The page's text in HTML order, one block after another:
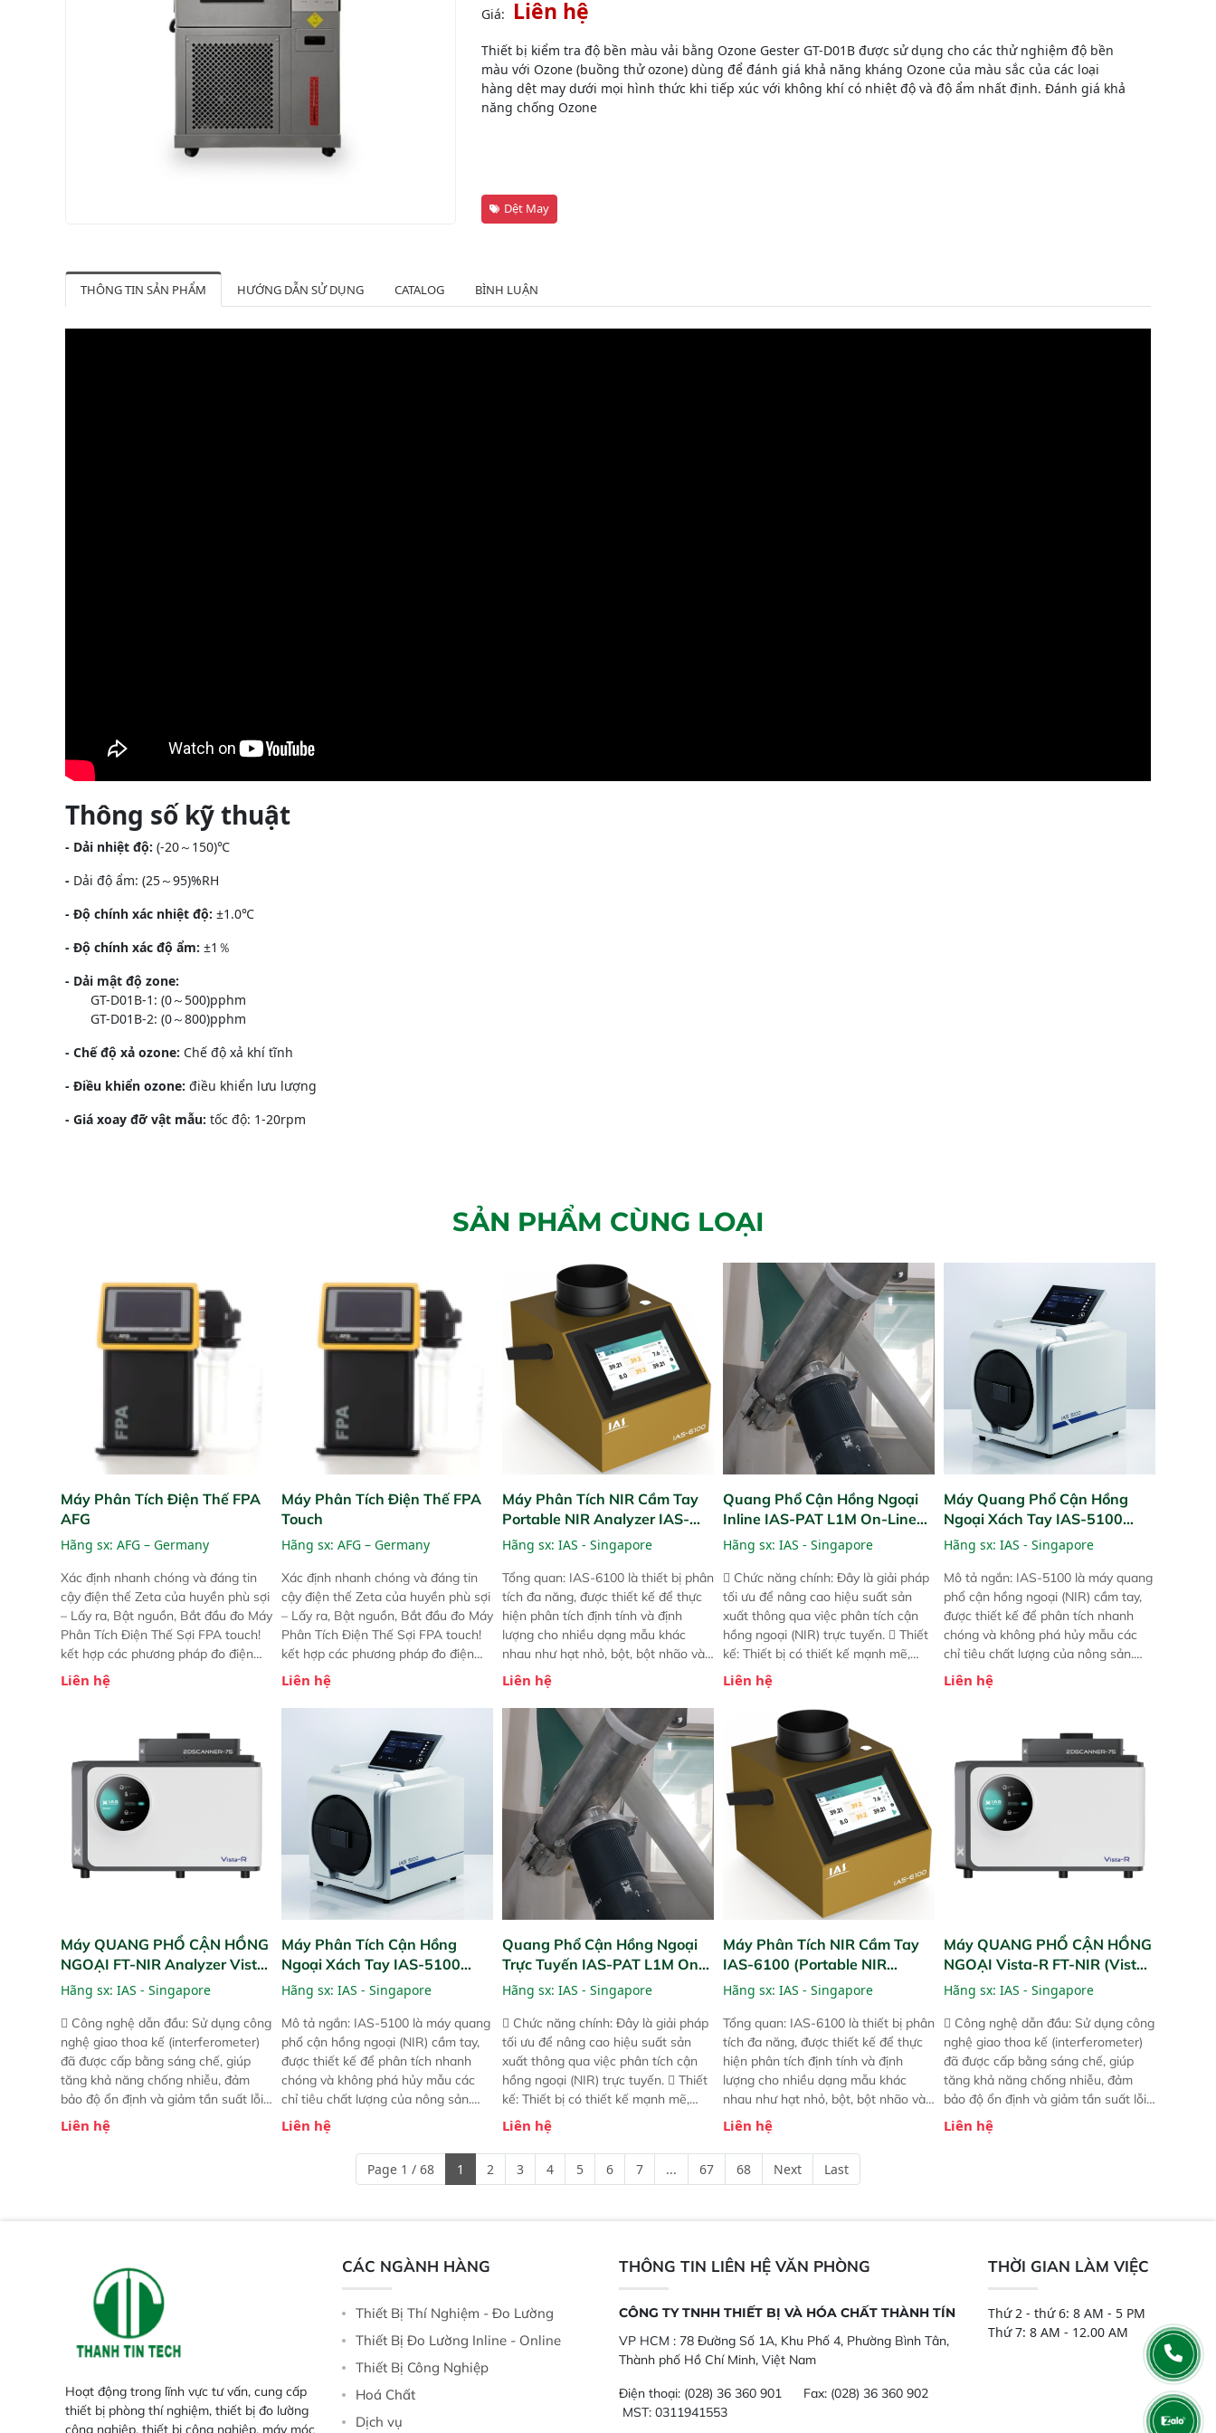
Giá: Liên hệ
Thiết bị kiểm tra độ bền màu vải bằng Ozone Gester GT-D01B được sử dụng cho các thử nghiệm độ bền
màu với Ozone (buồng thử ozone) dùng để đánh giá khả năng kháng Ozone của màu sắc của các loại
hàng dệt may dưới mọi hình thức khi tiếp xúc với không khí có nhiệt độ và độ ẩm nhất định. Đánh giá khả
năng chống Ozone
Dệt May
THÔNG TIN SẢN PHẨM HƯỚNG DẪN SỬ DỤNG CATALOG BÌNH LUẬN
Thông số kỹ thuật
- Dải nhiệt độ: (-20～150)℃
- Dải độ ẩm: (25～95)%RH
- Độ chính xác nhiệt độ: ±1.0℃
- Độ chính xác độ ẩm: ±1％
- Dải mật độ zone:
GT-D01B-1: (0～500)pphm
GT-D01B-2: (0～800)pphm
- Chế độ xả ozone: Chế độ xả khí tĩnh
- Điều khiển ozone: điều khiển lưu lượng
- Giá xoay đỡ vật mẫu: tốc độ: 1-20rpm
SẢN PHẨM CÙNG LOẠI
Máy Phân Tích Điện Thế FPA
AFG
Hãng sx: AFG – Germany
Xác định nhanh chóng và đáng tin
cậy điện thế Zeta của huyền phù sợi
– Lấy ra, Bật nguồn, Bắt đầu đo Máy
Phân Tích Điện Thế Sợi FPA touch!
kết hợp các phương pháp đo điện
thế Zeta đã được chứng minh với sự
đơn giản tuyệt vời trong thao tác và
trước đó. Nhưng so với các phiên
bản trước, FPA touch! nhỏ hơn và
nhẹ hơn đáng kể, đồng thời được
nâng cấp với các tính năng mới.
Liên hệ
Máy Phân Tích Điện Thế FPA
Touch
Hãng sx: AFG – Germany
Xác định nhanh chóng và đáng tin
cậy điện thế Zeta của huyền phù sợi
– Lấy ra, Bật nguồn, Bắt đầu đo Máy
Phân Tích Điện Thế Sợi FPA touch!
kết hợp các phương pháp đo điện
thế Zeta đã được chứng minh với sự
đơn giản tuyệt vời trong thao tác và
vận hành của các phiên bản FPA
trước đó. Nhưng so với các phiên
bản trước, FPA touch! nhỏ hơn và
nhẹ hơn đáng kể, đồng thời được
nâng cấp với các tính năng mới.
Liên hệ
Máy Phân Tích NIR Cầm Tay
Portable NIR Analyzer IAS-
6100
Hãng sx: IAS - Singapore
Tổng quan: IAS-6100 là thiết bị phân
tích đa năng, được thiết kế để thực
hiện phân tích định tính và định
lượng cho nhiều dạng mẫu khác
nhau như hạt nhỏ, bột, bột nhão và
chất lỏng. Thiết bị này cho phép bất
kỳ ai cũng có thể thực hiện phân tích
đa thành phần chỉ với một nút bấm
đơn giản, mọi lúc, mọi nơi. Chuyên
dùng : phân tích mẫu nguyên liệu
thức ăn chăn nuôi, nguyên liệu thực
phẩm, nông sản,..
Liên hệ
Quang Phổ Cận Hồng Ngoại
Inline IAS-PAT L1M On-Line
NIR
Hãng sx: IAS - Singapore
 Chức năng chính: Đây là giải pháp
tối ưu để nâng cao hiệu suất sản
xuất thông qua việc phân tích cận
hồng ngoại (NIR) trực tuyến.  Thiết
kế: Thiết bị có thiết kế mạnh mẽ,
mô-đun hóa, hỗ trợ tản nhiệt tăng
cường và đã qua kiểm tra áp suất
nghiêm ngặt.  Cam kết: Mang lại
khả năng theo dõi thông số theo
thời gian thực và trực quan hóa dữ
liệu để tăng chỉ số ROI cho doanh
nghiệp.
Liên hệ
Máy Quang Phổ Cận Hồng
Ngoại Xách Tay IAS-5100
Portable NIR Analyzer
Hãng sx: IAS - Singapore
Mô tả ngắn: IAS-5100 là máy quang
phổ cận hồng ngoại (NIR) cầm tay,
được thiết kế để phân tích nhanh
chóng và không phá hủy mẫu các
chỉ tiêu chất lượng của nông sản.
Phạm vi sử dụng: Thiết bị linh hoạt
cho nhiều kịch bản khác nhau như
xuất hoặc trực tiếp ngoài đồng
Liên hệ
Máy QUANG PHỔ CẬN HỒNG
NGOẠI FT-NIR Analyzer Vista-
R
Hãng sx: IAS - Singapore
 Công nghệ dẫn đầu: Sử dụng công
nghệ giao thoa kế (interferometer)
đã được cấp bằng sáng chế, giúp
tăng khả năng chống nhiễu, đảm
bảo độ ổn định và giảm tần suất lỗi.
 Phạm vi ứng dụng rộng: Đáp ứng
nhu cầu kiểm tra đa dạng mẫu mã
Liên hệ
Máy Phân Tích Cận Hồng
Ngoại Xách Tay IAS-5100
(Portable NIR Analyzer)
Hãng sx: IAS - Singapore
Mô tả ngắn: IAS-5100 là máy quang
phổ cận hồng ngoại (NIR) cầm tay,
được thiết kế để phân tích nhanh
chóng và không phá hủy mẫu các
chỉ tiêu chất lượng của nông sản.
Phạm vi sử dụng: Thiết bị linh hoạt
cho nhiều kịch bản khác nhau như
tại điểm thu mua, trong xưởng sản
xuất hoặc trực tiếp ngoài đồng
Liên hệ
Quang Phổ Cận Hồng Ngoại
Trực Tuyến IAS-PAT L1M On-
Line NIR
Hãng sx: IAS - Singapore
 Chức năng chính: Đây là giải pháp
tối ưu để nâng cao hiệu suất sản
xuất thông qua việc phân tích cận
hồng ngoại (NIR) trực tuyến.  Thiết
kế: Thiết bị có thiết kế mạnh mẽ,
mô-đun hóa, hỗ trợ tản nhiệt tăng
cường và đã qua kiểm tra áp suất
nghiêm ngặt.  Cam kết: Mang lại
khả năng theo dõi thông số theo
Liên hệ
Máy Phân Tích NIR Cầm Tay
IAS-6100 (Portable NIR
Analyzer)
Hãng sx: IAS - Singapore
Tổng quan: IAS-6100 là thiết bị phân
tích đa năng, được thiết kế để thực
hiện phân tích định tính và định
lượng cho nhiều dạng mẫu khác
nhau như hạt nhỏ, bột, bột nhão và
chất lỏng. Thiết bị này cho phép bất
kỳ ai cũng có thể thực hiện phân tích
đa thành phần chỉ với một nút bấm
đơn giản, mọi lúc, mọi nơi. Chuyên
Liên hệ
Máy QUANG PHỔ CẬN HỒNG
NGOẠI Vista-R FT-NIR (Vista-
R FT-NIR Analyzer)
Hãng sx: IAS - Singapore
 Công nghệ dẫn đầu: Sử dụng công
nghệ giao thoa kế (interferometer)
đã được cấp bằng sáng chế, giúp
tăng khả năng chống nhiễu, đảm
bảo độ ổn định và giảm tần suất lỗi.
 Phạm vi ứng dụng rộng: Đáp ứng
nhu cầu kiểm tra đa dạng mẫu mã
Liên hệ
Page 1 / 68 1 2 3 4 5 6 7 ... 67 68 Next Last
Hoạt động trong lĩnh vực tư vấn, cung cấp
thiết bị phòng thí nghiệm, thiết bị đo lường
công nghiệp, thiết bị công nghiệp, máy móc
CÁC NGÀNH HÀNG
Thiết Bị Thí Nghiệm - Đo Lường
Thiết Bị Đo Lường Inline - Online
Thiết Bị Công Nghiệp
Hoá Chất
Dịch vụ
THÔNG TIN LIÊN HỆ VĂN PHÒNG
CÔNG TY TNHH THIẾT BỊ VÀ HÓA CHẤT THÀNH TÍN
VP HCM : 78 Đường Số 1A, Khu Phố 4, Phường Bình Tân,
Thành phố Hồ Chí Minh, Việt Nam
Điện thoại: (028) 36 360 901 Fax: (028) 36 360 902
MST: 0311941553
THỜI GIAN LÀM VIỆC
Thứ 2 - thứ 6: 8 AM - 5 PM
Thứ 7: 8 AM - 12.00 AM